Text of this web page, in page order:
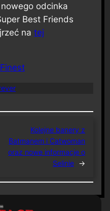
nowego odcinka
Best Friends
na tej
Kolejne banery z
Batmanem i Catwoman
oraz nowe informacje o
Selinie →